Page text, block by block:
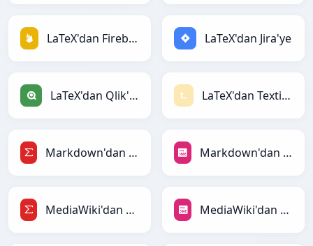
LaTeX'dan Firebase'ye LaTeX'dan Jira'ye
LaTeX'dan Qlik'ye LaTeX'dan Textile'ye
Markdown'dan LaTeX'ye Markdown'dan PNG'ye
MediaWiki'dan LaTeX'ye MediaWiki'dan PNG'ye